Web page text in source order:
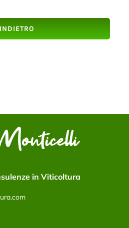
INDIETRO
in Viticoltura